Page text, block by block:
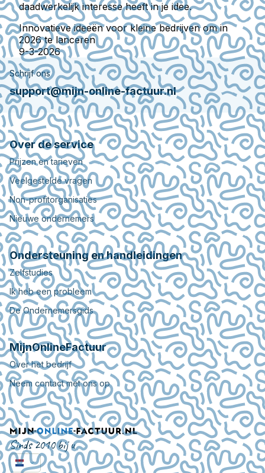
daadwerkelijk interesse heeft in je idee.
Innovatieve ideeën voor kleine bedrijven om in
2026 te lanceren
9-3-2026
Schrijf ons
support@mijn-online-factuur.nl
Over de service
Prijzen en tarieven
Veelgestelde vragen
Non-profitorganisaties
Nieuwe ondernemers
Ondersteuning en handleidingen
Zelfstudies
Ik heb een probleem
De Ondernemersgids
MijnOnlineFactuur
Over het bedrijf
Neem contact met ons op
Sinds 2010 bij u